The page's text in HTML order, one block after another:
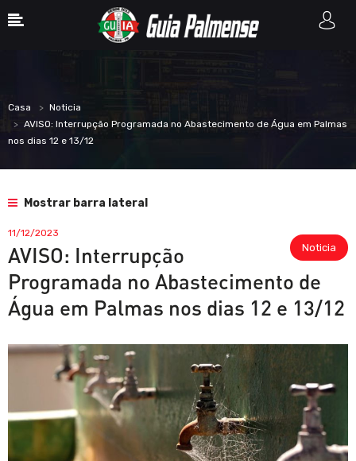
Casa
Noticia
AVISO: Interrupção Programada no Abastecimento de Água em Palmas
nos dias 12 e 13/12
Mostrar barra lateral
Noticia
11/12/2023
AVISO: Interrupção
Programada no Abastecimento de
Água em Palmas nos dias 12 e 13/12